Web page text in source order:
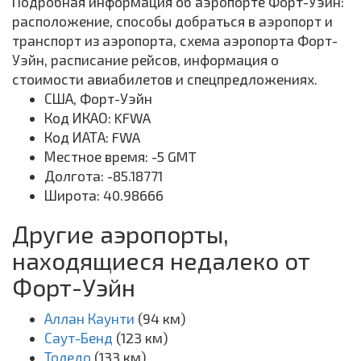
расположение, способы добраться в аэропорт и
транспорт из аэропорта, схема аэропорта Форт-
Уэйн, расписание рейсов, информация о
стоимости авиабилетов и спецпредложениях.
США, Форт-Уэйн
Код ИКАО: KFWA
Код ИАТА: FWA
Местное время: -5 GMT
Долгота: -85.18771
Широта: 40.98666
Другие аэропорты,
находящиеся недалеко от
Форт-Уэйн
Аллан Каунти (94 км)
Саут-Бенд (123 км)
Толедо (133 км)